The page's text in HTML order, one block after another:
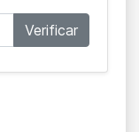
Verificar